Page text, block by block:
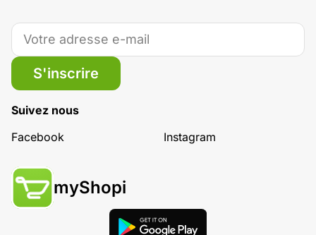
S'inscrire
Suivez nous
Facebook
Instagram
myShopi